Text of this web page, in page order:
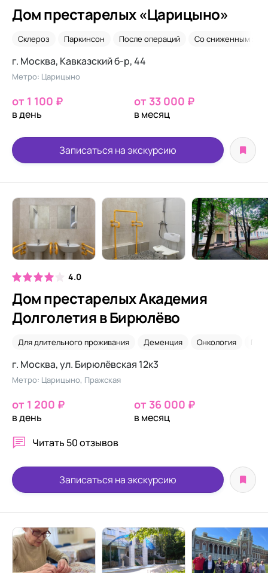
Дом престарелых «Царицыно»
Склероз Паркинсон После операций Со сниженным
г. Москва, Кавказский б-р, 44
Метро: Царицыно
от 1 100 ₽
в день
от 33 000 ₽
в месяц
Записаться на экскурсию
4.0
Дом престарелых Академия
Долголетия в Бирюлёво
Для длительного проживания Деменция Онкология
г. Москва, ул. Бирюлёвская 12к3
Метро: Царицыно, Пражская
от 1 200 ₽
в день
от 36 000 ₽
в месяц
Читать 50 отзывов
Записаться на экскурсию